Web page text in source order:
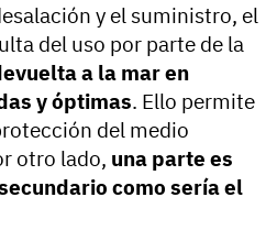
y el suministro, el
del uso por parte de la
a la mar en
y óptimas. Ello permite
del medio
otro lado, una parte es
como sería el